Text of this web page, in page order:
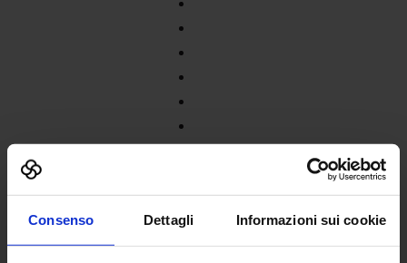
Consenso Dettagli Informazioni sui cookie